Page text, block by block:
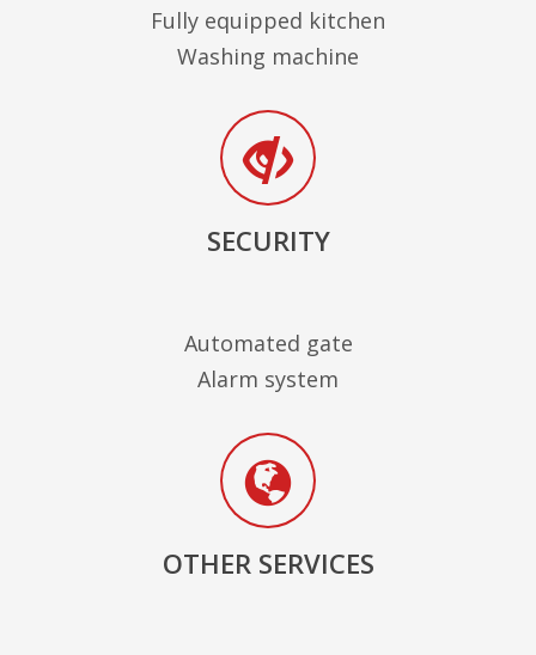
Fully equipped kitchen
Washing machine
SECURITY
Automated gate
Alarm system
OTHER SERVICES